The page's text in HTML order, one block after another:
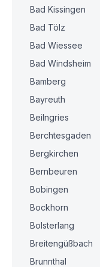
Bad Kissingen
Bad Tölz
Bad Wiessee
Bad Windsheim
Bamberg
Bayreuth
Beilngries
Berchtesgaden
Bergkirchen
Bernbeuren
Bobingen
Bockhorn
Bolsterlang
Breitengüßbach
Brunnthal